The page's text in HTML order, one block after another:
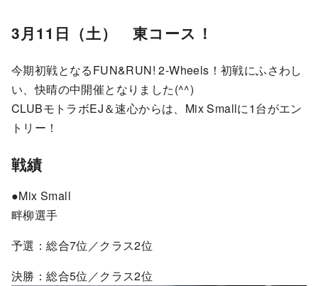
3月11日（土） 東コース！
今期初戦となるFUN&RUN! 2-Wheels！初戦にふさわし
い、快晴の中開催となりました(^^)
CLUBモトラボEJ＆速心からは、Mix Smallに1台がエン
トリー！
戦績
●Mix Small
畔柳選手
予選：総合7位／クラス2位
決勝：総合5位／クラス2位